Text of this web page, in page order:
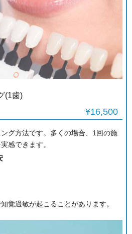
(1歯)
¥16,500
グ方法です。多くの場合、1回の施
感できます。
覚過敏が起こることがあります。